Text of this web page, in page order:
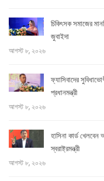
চিকিৎসক সমাজের
জুবাইদা
আগস্ট ৮, ২০২৬
ফ্যাসিবাদের
প্রধানমন্ত্রী
আগস্ট ৮, ২০২৬
হাসিনা কার্ড
স্বরাষ্ট্রমন্ত্রী
আগস্ট ৮, ২০২৬